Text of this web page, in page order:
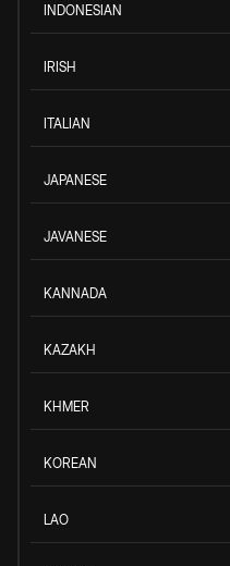
INDONESIAN
IRISH
ITALIAN
JAPANESE
JAVANESE
KANNADA
KAZAKH
KHMER
KOREAN
LAO